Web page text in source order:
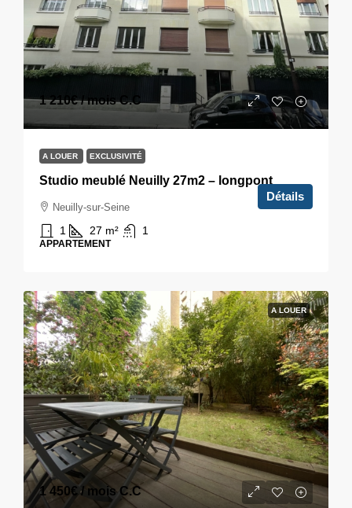
1 210€/ mois C.C
A LOUER EXCLUSIVITÉ
Studio meublé Neuilly 27m2 – longpont
Neuilly-sur-Seine
1 27 m² 1
APPARTEMENT
Détails
A LOUER
1 450€ / mois C.C